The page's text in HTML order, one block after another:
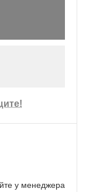
у менеджера